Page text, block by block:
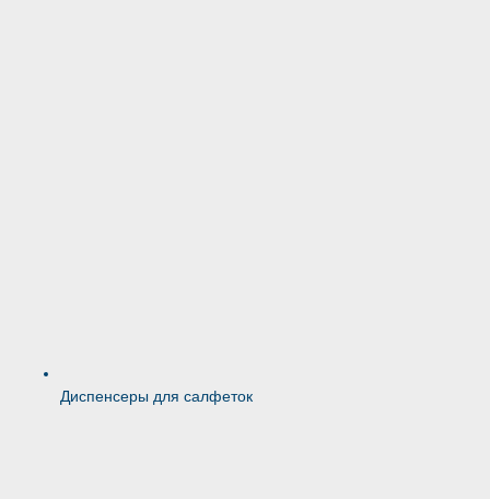
Диспенсеры для салфеток